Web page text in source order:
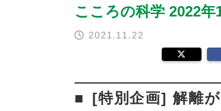
こころの科学 2022年
2021.11.22
[特別企画] 解離